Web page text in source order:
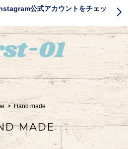
公式アカウントをチェッ
Hand made
MADE